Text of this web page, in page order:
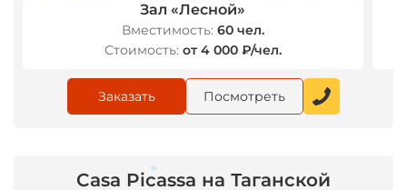
Зал «Лесной»
Вместимость: 60 чел.
Стоимость: от 4 000 ₽/чел.
Заказать Посмотреть
Casa Picassa на Таганской
*